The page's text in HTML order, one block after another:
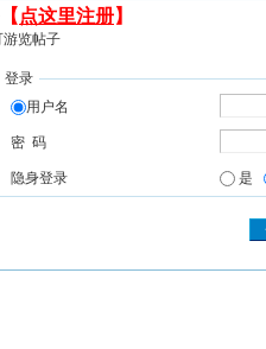
【 点这里注册】
游览帖子
登录
用户名
密 码
隐身登录 是